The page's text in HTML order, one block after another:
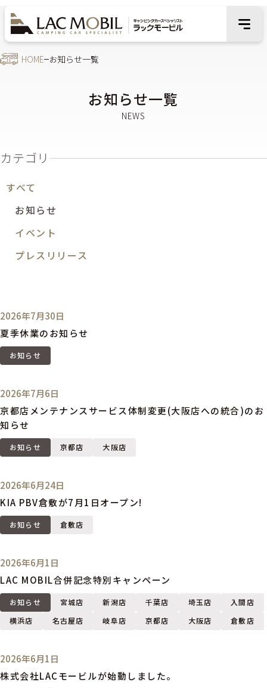
HOME お知らせ一覧
お知らせ一覧
カテゴリ
すべて
お知らせ
イベント
プレスリリース
2026年7月30日
夏季休業のお知らせ
お知らせ
2026年7月6日
京都店メンテナンスサービス体制変更(大阪店への統合)のお
知らせ
お知らせ 京都店 大阪店
2026年6月24日
KIA PBV倉敷が7月1日オープン!
お知らせ 倉敷店
2026年6月1日
LAC MOBIL合併記念特別キャンペーン
お知らせ 宮城店 新潟店 千葉店 埼玉店
入間店
横浜店
名古屋店 岐阜店 京都店 大阪店 倉敷店
2026年6月1日
株式会社LACモービルが始動しました。